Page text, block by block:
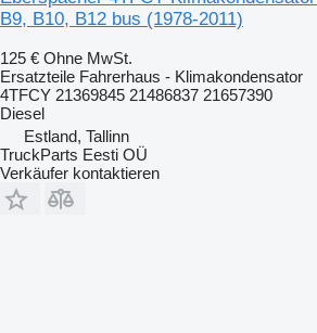
B9, B10, B12 bus (1978-2011)
125 € Ohne MwSt.
Ersatzteile Fahrerhaus - Klimakondensator
4TFCY 21369845 21486837 21657390
Diesel
Estland, Tallinn
TruckParts Eesti OÜ
Verkäufer kontaktieren